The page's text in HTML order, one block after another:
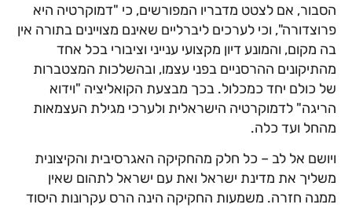
הסבור, אם לצטט מדבריו המפורשים, כי "דמוקרטיה היא
פרוצדורה", וכי לערכים ליברליים שאינם מצויינים בתורה אין
בה מקום, והמונע דיון מקצועי ענייני וציבורי בכל אחד
מהתיקונים ההרסניים בפני עצמו, ובהשלכות המצטברות
של כולם יחד כמכלול. בכך מבצעת הקואליציה "וידוא
הריגה" לדמוקרטיה הישראלית ולערכי מגילת העצמאות
מהחל ועד כלה.
ויושם אל לב – כל חלק מהחקיקה האגרסיבית והקיצונית
משליך את מדינת ישראל ואת עם ישראל לתהום שאין
ממנה חזרה. משמעות החקיקה הינה הרס עקרונות היסוד